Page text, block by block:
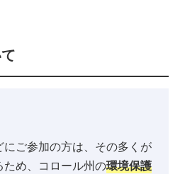
ご参加の方は、その多くが
め、コロール州の環境保護